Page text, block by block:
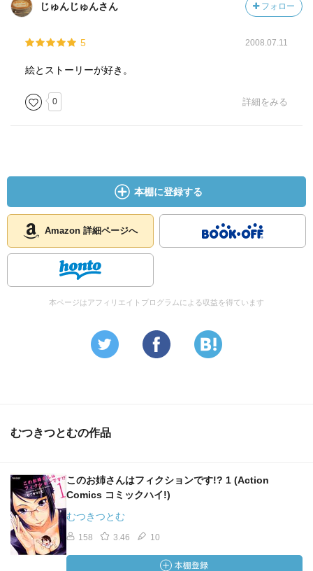
じゅんじゅんさん フォロー
5 2008.07.11
絵とストーリーが好き。
0 詳細をみる
本棚に登録する
Amazon 詳細ページへ
本ページはアフィリエイトプログラムによる収益を得ています
むつきつとむの作品
このお姉さんはフィクションです!? 1 (Action
Comics コミックハイ!)
むつきつとむ
158 3.46 10